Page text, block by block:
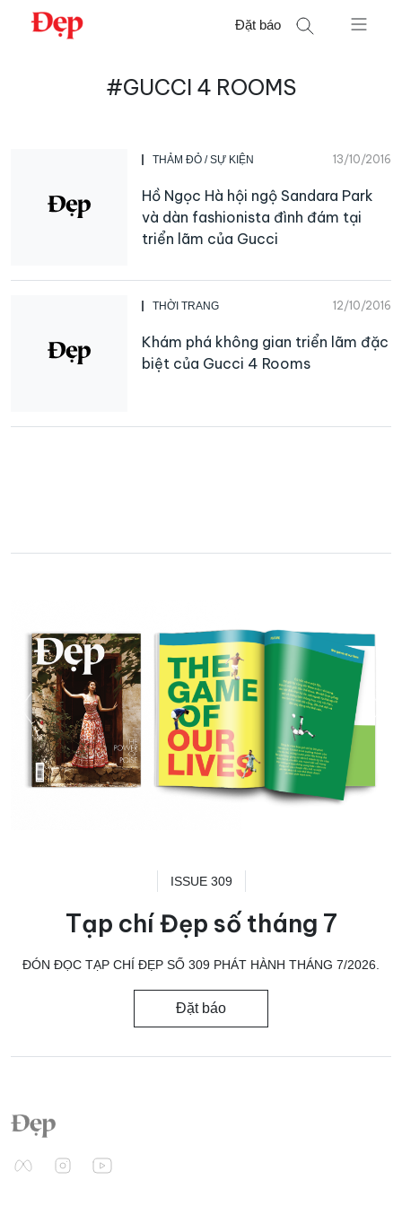
Chuyển
Đặt báo
#GUCCI 4 ROOMS
THẢM ĐỎ / SỰ KIỆN 13/10/2016
Hồ Ngọc Hà hội ngộ Sandara Park
và dàn fashionista đình đám tại
triển lãm của Gucci
THỜI TRANG 12/10/2016
Khám phá không gian triển lãm đặc
biệt của Gucci 4 Rooms
ISSUE 309
Tạp chí Đẹp số tháng 7
ĐÓN ĐỌC TẠP CHÍ ĐẸP SỐ 309 PHÁT HÀNH THÁNG 7/2026.
Đặt báo